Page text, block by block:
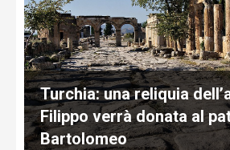
Turchia: una reliquia
Filippo verrà donata al
Bartolomeo